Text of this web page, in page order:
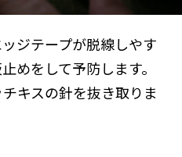
ジテープが脱線しやす
めをして予防します。
キスの針を抜き取りま